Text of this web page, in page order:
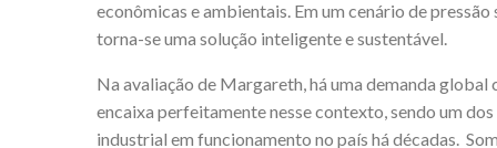
econômicas e ambientais. Em um cenário de
torna-se uma solução inteligente e sustentável.
Na avaliação de Margareth, há uma demanda global
encaixa perfeitamente nesse contexto, sendo um
industrial em funcionamento no país há décadas.